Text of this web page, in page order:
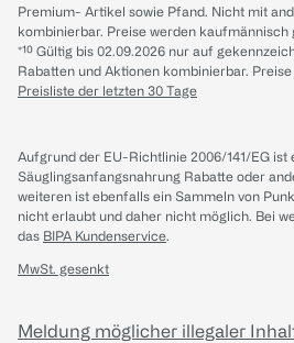
Premium- Artikel sowie Pfand. Nicht mit
kombinierbar. Preise werden kaufmännisch
*¹⁰ Gültig bis 02.09.2026 nur auf
Rabatten und Aktionen kombinierbar.
Preisliste der letzten 30 Tage
Aufgrund der EU-Richtlinie 2006/141/EG ist
Säuglingsanfangsnahrung Rabatte oder
weiteren ist ebenfalls ein Sammeln von
nicht erlaubt und daher nicht möglich. Bei
das BIPA Kundenservice.
MwSt. gesenkt
Meldung möglicher illegaler